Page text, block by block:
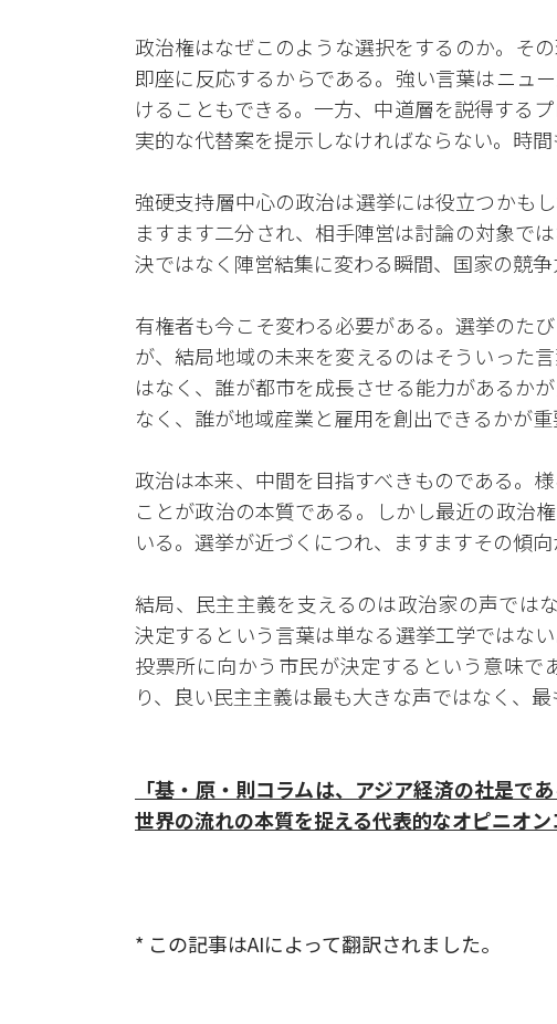
政治権はなぜこのような選択をするのか。そ
即座に反応するからである。強い言葉はニュ
けることもできる。一方、中道層を説得する
実的な代替案を提示しなければならない。時間
強硬支持層中心の政治は選挙には役立つかも
ますます二分され、相手陣営は討論の対象で
決ではなく陣営結集に変わる瞬間、国家の競争
有権者も今こそ変わる必要がある。選挙のた
が、結局地域の未来を変えるのはそういった
はなく、誰が都市を成長させる能力があるか
なく、誰が地域産業と雇用を創出できるかが重
政治は本来、中間を目指すべきものである。
ことが政治の本質である。しかし最近の政治
いる。選挙が近づくにつれ、ますますその傾向
結局、民主主義を支えるのは政治家の声では
決定するという言葉は単なる選挙工学ではな
投票所に向かう市民が決定するという意味
り、良い民主主義は最も大きな声ではなく、
「基・原・則コラムは、アジア経済の社是で
世界の流れの本質を捉える代表的なオピニオン
* この記事はAIによって翻訳されました。